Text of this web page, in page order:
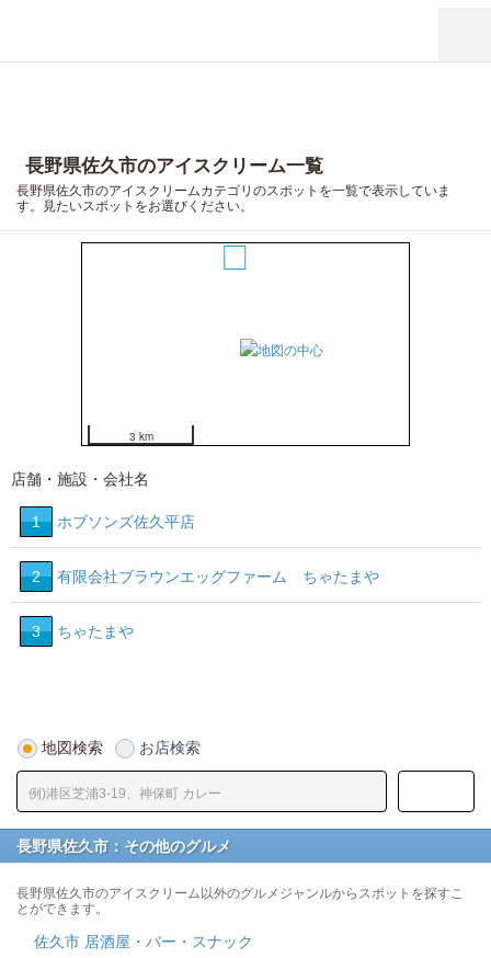
長野県佐久市のアイスクリーム一覧
長野県佐久市のアイスクリームカテゴリのスポットを一覧で表示していま
す。見たいスポットをお選びください。
3 km
店舗・施設・会社名
1 ホブソンズ佐久平店
2 有限会社ブラウンエッグファーム ちゃたまや
3 ちゃたまや
地図検索 お店検索
長野県佐久市：その他のグルメ
長野県佐久市のアイスクリーム以外のグルメジャンルからスポットを探すこ
とができます。
佐久市 居酒屋・バー・スナック